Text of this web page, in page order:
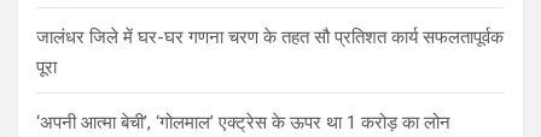
जालंधर जिले में घर-घर गणना चरण के तहत सौ प्रतिशत कार्य सफलतापूर्वक
पूरा
‘अपनी आत्मा बेची’, ‘गोलमाल’ एक्ट्रेस के ऊपर था 1 करोड़ का लोन